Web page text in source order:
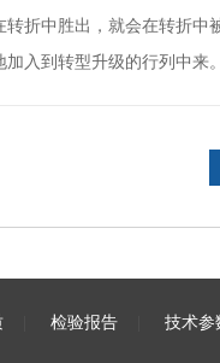
胜出，就会在转折中被
入到转型升级的行列中来。
检验报告 技术参